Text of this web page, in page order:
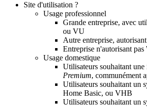
Site d'utilisation ?
Usage professionnel
Grande entreprise, avec
ou VU
Autre entreprise,
Entreprise n'autorisant
Usage domestique
Utilisateurs souhaitant
Premium, communément
Utilisateurs souhaitant un
Home Basic, ou VHB
Utilisateurs souhaitant un